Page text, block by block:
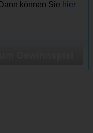
können Sie hier